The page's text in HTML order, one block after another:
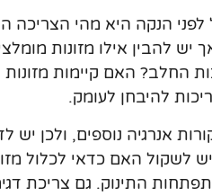
הנקה היא מהי הצריכה
יש להבין אילו מזונות
החלב? האם קיימות
להיבחן לעומק.
אנרגיה נוספים, ולכן
לשקול האם כדאי לכלול
התינוק. גם צריכת